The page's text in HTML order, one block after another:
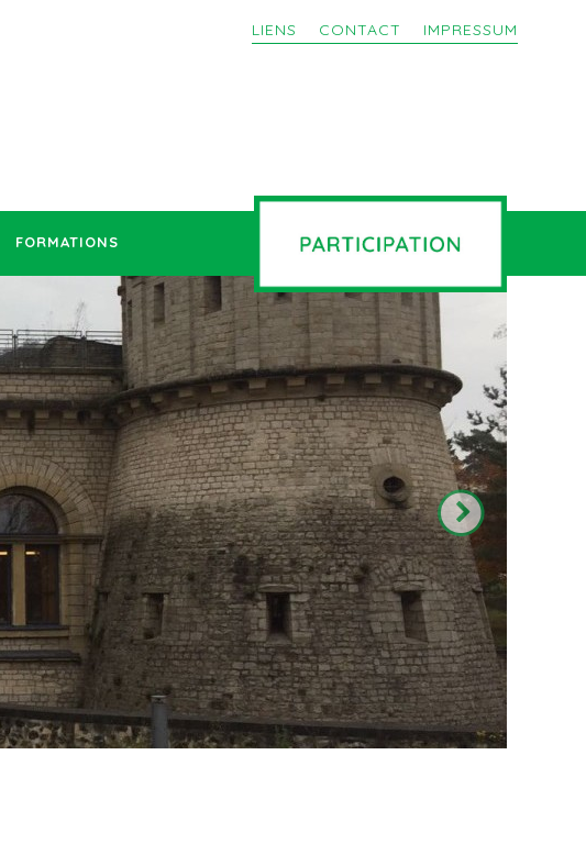
LIENS CONTACT IMPRESSUM
FORMATIONS